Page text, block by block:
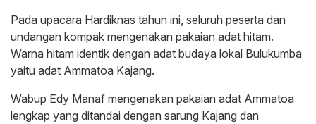
Pada upacara Hardiknas tahun ini, seluruh peserta dan
undangan kompak mengenakan pakaian adat hitam.
Warna hitam identik dengan adat budaya lokal Bulukumba
yaitu adat Ammatoa Kajang.
Wabup Edy Manaf mengenakan pakaian adat Ammatoa
lengkap yang ditandai dengan sarung Kajang dan